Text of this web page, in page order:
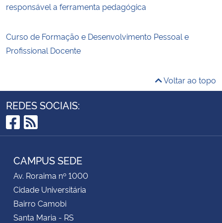
responsável a ferramenta pedagógica
Curso de Formação e Desenvolvimento Pessoal e
Profissional Docente
Voltar ao topo
REDES SOCIAIS:
Facebook
RSS
CAMPUS SEDE
Av. Roraima nº 1000
Cidade Universitária
Bairro Camobi
Santa Maria - RS